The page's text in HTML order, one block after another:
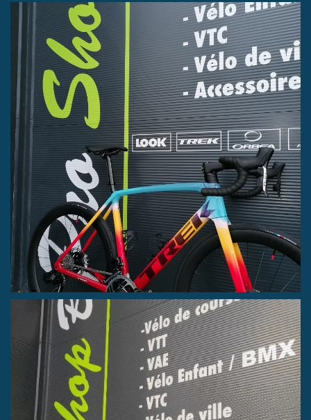
MADONE SLR 6 de chez TREK
Vélo de route EMONDA SLR 9 E TAP
RED AXS de chez TREK